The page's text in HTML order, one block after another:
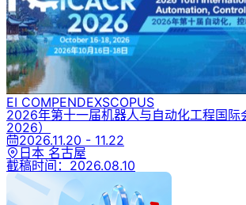
EI COMPENDEXSCOPUS
2026年第十一届机器人与自动化工程国际
2026）
2026.11.20 - 11.22
日本 名古屋
截稿时间： 2026.08.10